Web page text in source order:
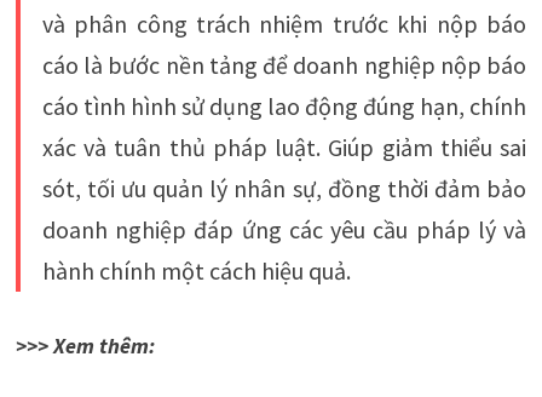
và phân công trách nhiệm trước khi nộp báo
cáo là bước nền tảng để doanh nghiệp nộp báo
cáo tình hình sử dụng lao động đúng hạn, chính
xác và tuân thủ pháp luật. Giúp giảm thiểu sai
sót, tối ưu quản lý nhân sự, đồng thời đảm bảo
doanh nghiệp đáp ứng các yêu cầu pháp lý và
hành chính một cách hiệu quả.
>>> Xem thêm: